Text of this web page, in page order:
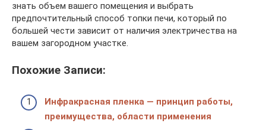
знать объем вашего помещения и выбрать
предпочтительный способ топки печи, который по
большей чести зависит от наличия электричества на
вашем загородном участке.
Похожие Записи:
Инфракрасная пленка — принцип работы,
преимущества, области применения